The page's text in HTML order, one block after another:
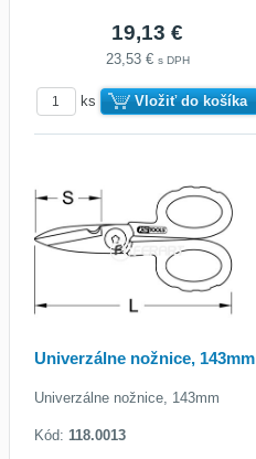
19,13 €
23,53 € s DPH
ks Vložiť do košíka
Univerzálne nožnice, 143mm
Univerzálne nožnice, 143mm
Kód: 118.0013